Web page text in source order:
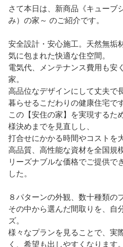
さて本日は、新商品《キューブ
み）の家～ のご紹介です。
安全設計・安心施工。天然無垢
気に包まれた快適な住空間。
電気代、メンテナンス費用も安
家。
高品位なデザインにして丈夫で
暮らせるこだわりの健康住宅です
この【安住の家】を実現するた
様決めまでを見直しし、
打合せにかかる時間やコストを
高品質、高性能な資材を全国規
リーズナブルな価格でご提供で
した。
８パターンの外観、数十種類の
その中から選んだ間取りを、自
ズ。
様々なプランを見ることで、実
く、希望も出しやすくなります。